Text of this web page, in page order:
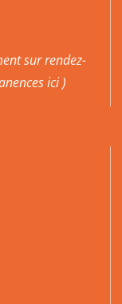
sur rendez-
ici )